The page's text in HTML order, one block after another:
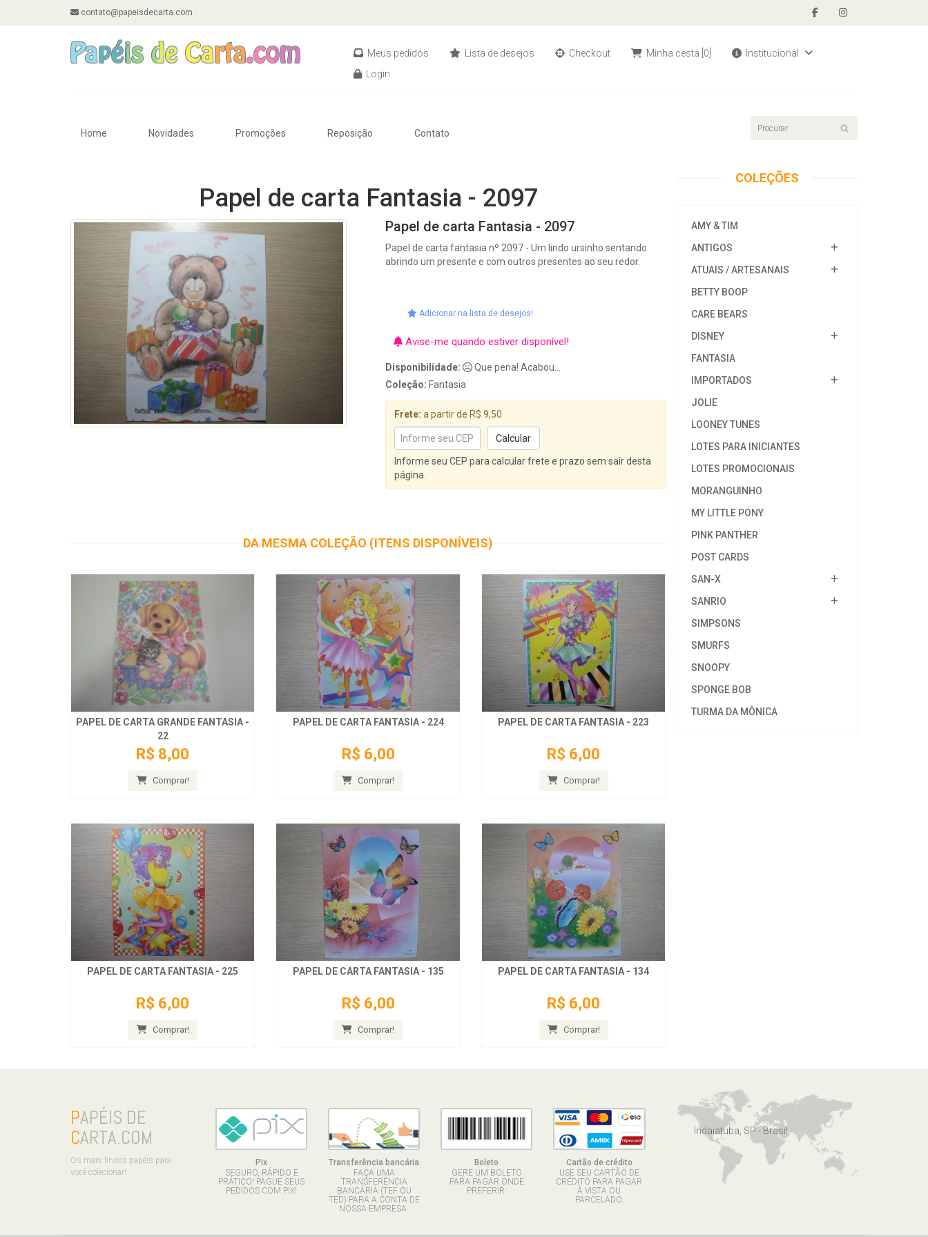
contato@papeisdecarta.com
Meus pedidos Lista de desejos Checkout Minha cesta [0]
Institucional
Login
Home Novidades Promoções Reposição Contato
Papel de carta Fantasia - 2097
Papel de carta Fantasia - 2097
Papel de carta fantasia nº 2097 - Um lindo ursinho sentando
abrindo um presente e com outros presentes ao seu redor.
Adicionar na lista de desejos!
Avise-me quando estiver disponível!
Disponibilidade:
Que pena! Acabou...
Coleção: Fantasia
Frete: a partir de R$ 9,50
Informe seu CEP para calcular frete e prazo sem sair desta
página.
DA MESMA COLEÇÃO (ITENS DISPONÍVEIS)
PAPEL DE CARTA GRANDE FANTASIA -
22
R$ 8,00
Comprar!
PAPEL DE CARTA FANTASIA - 224
R$ 6,00
Comprar!
PAPEL DE CARTA FANTASIA - 223
R$ 6,00
Comprar!
PAPEL DE CARTA FANTASIA - 225
R$ 6,00
Comprar!
PAPEL DE CARTA FANTASIA - 135
R$ 6,00
Comprar!
PAPEL DE CARTA FANTASIA - 134
R$ 6,00
Comprar!
COLEÇÕES
AMY & TIM
ANTIGOS
ATUAIS / ARTESANAIS
BETTY BOOP
CARE BEARS
DISNEY
FANTASIA
IMPORTADOS
JOLIE
LOONEY TUNES
LOTES PARA INICIANTES
LOTES PROMOCIONAIS
MORANGUINHO
MY LITTLE PONY
PINK PANTHER
POST CARDS
SAN-X
SANRIO
SIMPSONS
SMURFS
SNOOPY
SPONGE BOB
TURMA DA MÔNICA
PAPÉIS DE
CARTA.COM
Os mais lindos papéis para
você colecionar!
Pix
SEGURO, RÁPIDO E
PRÁTICO! PAGUE SEUS
PEDIDOS COM PIX!
Transferência bancária
FAÇA UMA
TRANSFERÊNCIA
BANCÁRIA (TEF OU
TED) PARA A CONTA DE
NOSSA EMPRESA.
Boleto
GERE UM BOLETO
PARA PAGAR ONDE
PREFERIR.
Cartão de crédito
USE SEU CARTÃO DE
CRÉDITO PARA PAGAR
À VISTA OU
PARCELADO.
Indaiatuba, SP - Brasil